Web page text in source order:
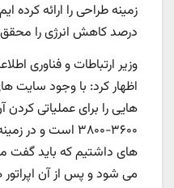
درصد کاهش انرژی را
وزیر ارتباطات و فناوری
هایی را برای عملیاتی کردن
۳۶۰۰-۳۸۰۰ است و
های داشتیم که باید گفت
می شود و پس از آن اپراتور